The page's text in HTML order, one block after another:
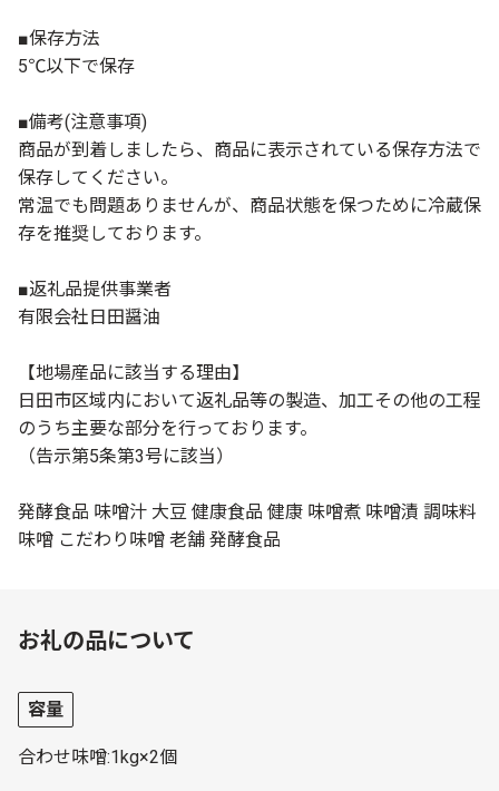
■保存方法
5℃以下で保存
■備考(注意事項)
商品が到着しましたら、商品に表示されている保存方法で
保存してください。
常温でも問題ありませんが、商品状態を保つために冷蔵保
存を推奨しております。
■返礼品提供事業者
有限会社日田醤油
【地場産品に該当する理由】
日田市区域内において返礼品等の製造、加工その他の工程
のうち主要な部分を行っております。
（告示第5条第3号に該当）
発酵食品 味噌汁 大豆 健康食品 健康 味噌煮 味噌漬 調味料
味噌 こだわり味噌 老舗 発酵食品
お礼の品について
容量
合わせ味噌:1kg×2個